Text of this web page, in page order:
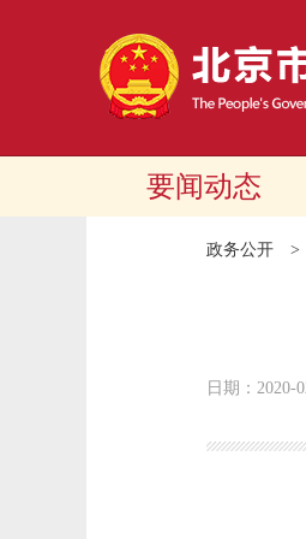
要闻动态
政务公开
日期：2020-